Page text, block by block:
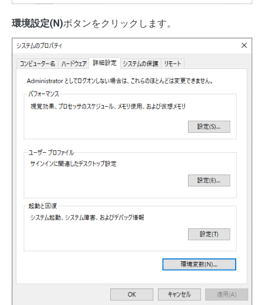
環境設定(N)ボタンをクリックします。